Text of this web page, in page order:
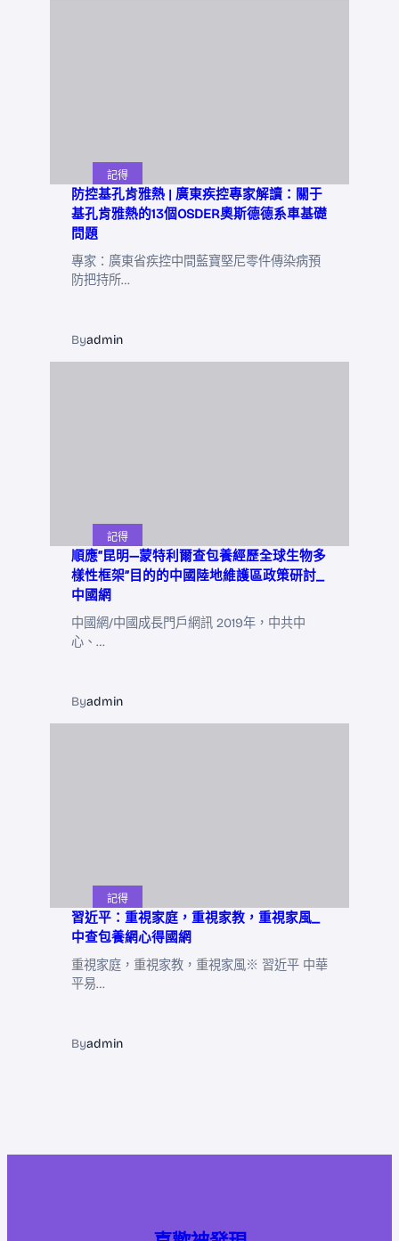
記得
防控基孔肯雅熱 | 廣東疾控專家解讀：關于
基孔肯雅熱的13個OSDER奧斯德德系車基礎
問題
專家：廣東省疾控中間藍寶堅尼零件傳染病預
防把持所…
Byadmin
記得
順應“昆明—蒙特利爾查包養經歷全球生物多
樣性框架”目的的中國陸地維護區政策研討_
中國網
中國網/中國成長門戶網訊 2019年，中共中
心、…
Byadmin
記得
習近平：重視家庭，重視家教，重視家風_
中查包養網心得國網
重視家庭，重視家教，重視家風※ 習近平 中華
平易…
Byadmin